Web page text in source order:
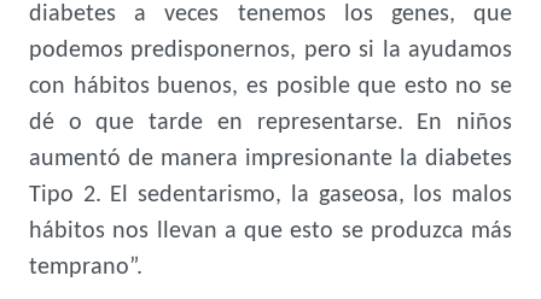
diabetes a veces tenemos los genes, que
podemos predisponernos, pero si la ayudamos
con hábitos buenos, es posible que esto no se
dé o que tarde en representarse. En niños
aumentó de manera impresionante la diabetes
Tipo 2. El sedentarismo, la gaseosa, los malos
hábitos nos llevan a que esto se produzca más
temprano”.